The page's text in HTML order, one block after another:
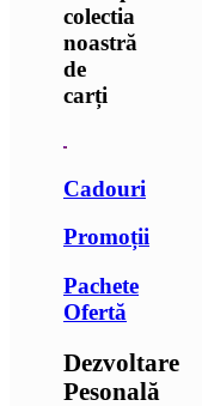
colectia
noastră
de
carți
Cadouri
Promoții
Pachete
Ofertă
Dezvoltare
Pesonală